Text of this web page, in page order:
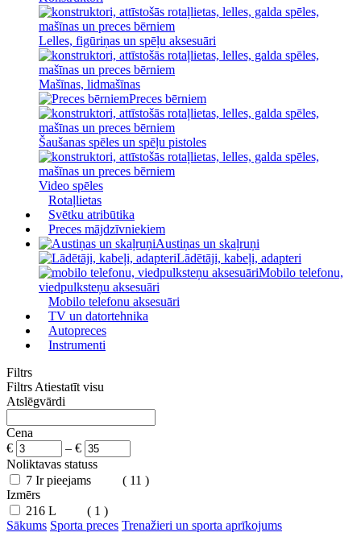
Lelles, figūriņas un spēļu aksesuāri
Mašīnas, lidmašīnas
Preces bērniem
Šaušanas spēles un spēļu pistoles
Video spēles
Rotaļlietas
Svētku atribūtika
Preces mājdzīvniekiem
Austiņas un skaļruņi
Lādētāji, kabeļi, adapteri
Mobilo telefonu,
viedpulksteņu aksesuāri
Mobilo telefonu aksesuāri
TV un datortehnika
Autopreces
Instrumenti
Filtrs
Filtrs Atiestatīt visu
Atslēgvārdi
Cena
€
– €
Noliktavas statuss
7 Ir pieejams
( 11 )
Izmērs
216 L
( 1 )
Sākums Sporta preces Trenažieri un sporta aprīkojums